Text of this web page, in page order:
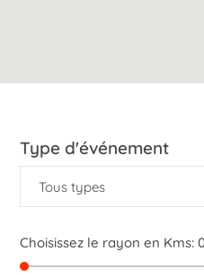
Type d'événement
Tous types
Choisissez le rayon en Kms: